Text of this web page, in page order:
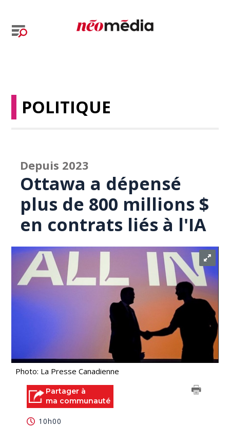
POLITIQUE
Depuis 2023
Ottawa a dépensé
plus de 800 millions $
en contrats liés à l'IA
Photo: La Presse Canadienne
Partager à
ma communauté
10h00